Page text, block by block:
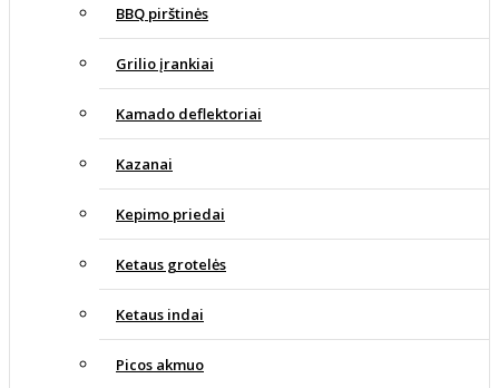
BBQ pirštinės
Grilio įrankiai
Kamado deflektoriai
Kazanai
Kepimo priedai
Ketaus grotelės
Ketaus indai
Picos akmuo